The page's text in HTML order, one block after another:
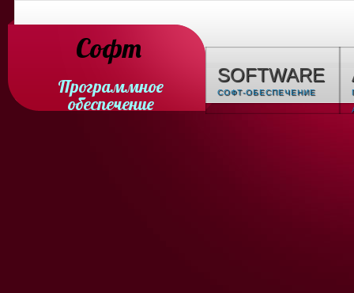
Софт
Программное
обеспечение
SOFTWARE
СОФТ-ОБЕСПЕЧЕНИЕ